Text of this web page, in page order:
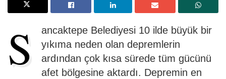
S
ancaktepe Belediyesi 10 ilde büyük bir
yıkıma neden olan depremlerin
ardından çok kısa sürede tüm gücünü
afet bölgesine aktardı. Depremin en